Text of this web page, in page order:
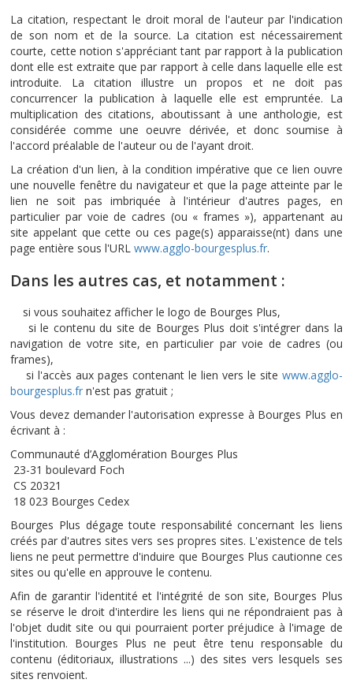
La citation, respectant le droit moral de l'auteur par l'indication
de son nom et de la source. La citation est nécessairement
courte, cette notion s'appréciant tant par rapport à la publication
dont elle est extraite que par rapport à celle dans laquelle elle est
introduite. La citation illustre un propos et ne doit pas
concurrencer la publication à laquelle elle est empruntée. La
multiplication des citations, aboutissant à une anthologie, est
considérée comme une oeuvre dérivée, et donc soumise à
l'accord préalable de l'auteur ou de l'ayant droit.
La création d'un lien, à la condition impérative que ce lien ouvre
une nouvelle fenêtre du navigateur et que la page atteinte par le
lien ne soit pas imbriquée à l'intérieur d'autres pages, en
particulier par voie de cadres (ou « frames »), appartenant au
site appelant que cette ou ces page(s) apparaisse(nt) dans une
page entière sous l'URLwww.agglo-bourgesplus.fr.
Dans les autres cas, et notamment :
si vous souhaitez afficher le logo de Bourges Plus,
si le contenu du site de Bourges Plus doit s'intégrer dans la
navigation de votre site, en particulier par voie de cadres (ou
frames),
si l'accès aux pages contenant le lien vers le site www.agglo-
bourgesplus.fr n'est pas gratuit ;
Vous devez demander l'autorisation expresse à Bourges Plus en
écrivant à :
Communauté d’Agglomération Bourges Plus
23-31 boulevard Foch
CS 20321
18 023 Bourges Cedex
Bourges Plus dégage toute responsabilité concernant les liens
créés par d'autres sites vers ses propres sites. L'existence de tels
liens ne peut permettre d'induire que Bourges Plus cautionne ces
sites ou qu'elle en approuve le contenu.
Afin de garantir l'identité et l'intégrité de son site, Bourges Plus
se réserve le droit d'interdire les liens qui ne répondraient pas à
l'objet dudit site ou qui pourraient porter préjudice à l'image de
l'institution. Bourges Plus ne peut être tenu responsable du
contenu (éditoriaux, illustrations ...) des sites vers lesquels ses
sites renvoient.